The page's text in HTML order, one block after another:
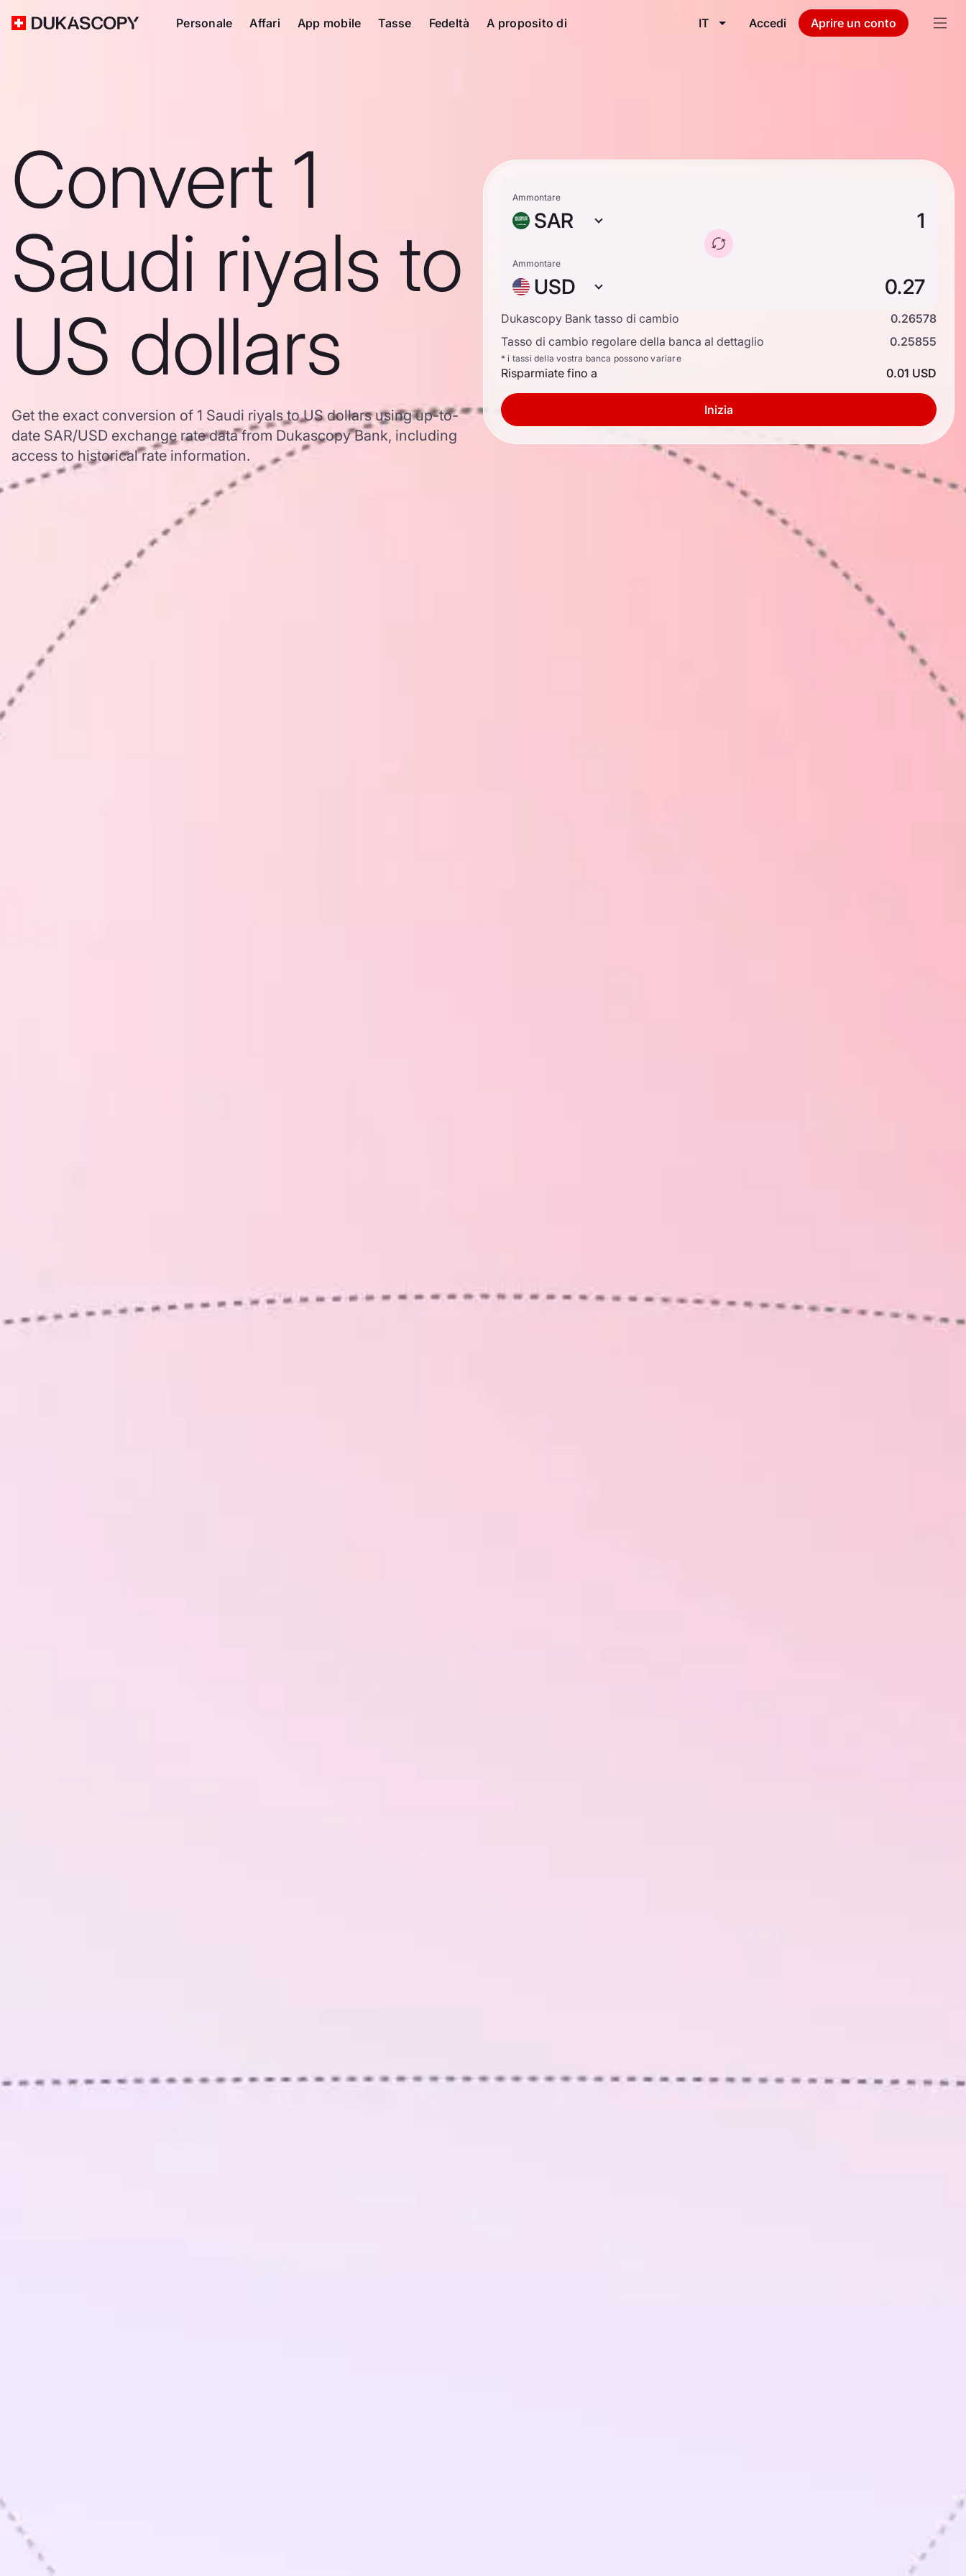
Personale Affari App mobile Tasse Fedeltà A proposito di IT Accedi Aprire un conto
Convert 1
Saudi riyals to
US dollars
Get the exact conversion of 1 Saudi riyals to US dollars using up-to-
date SAR/USD exchange rate data from Dukascopy Bank, including
access to historical rate information.
Ammontare
SAR
Ammontare
USD
Dukascopy Bank tasso di cambio
0.26578
Tasso di cambio regolare della banca al dettaglio
0.25855
* i tassi della vostra banca possono variare
Risparmiate fino a 0.01 USD
Inizia